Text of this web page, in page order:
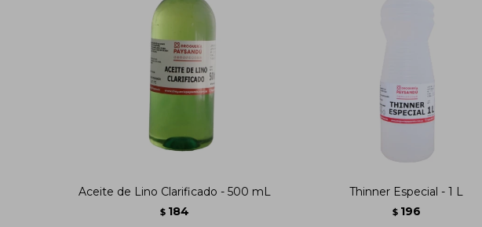
Aceite de Lino Clarificado - 500 mL
$ 184
Thinner Especial - 1 L
$ 196